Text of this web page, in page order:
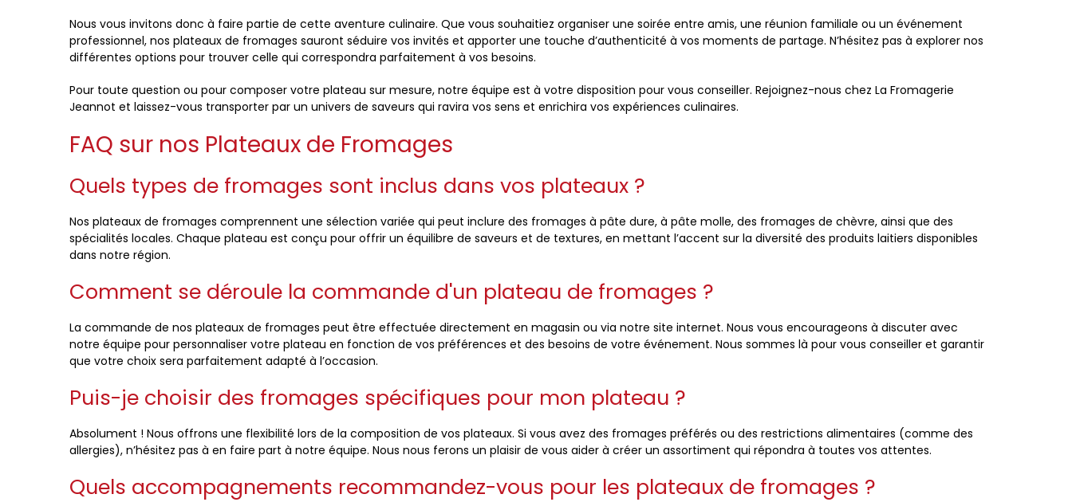
Nous vous invitons donc à faire partie de cette aventure culinaire. Que vous souhaitiez organiser une soirée entre amis, une réunion familiale ou un événement
professionnel, nos plateaux de fromages sauront séduire vos invités et apporter une touche d’authenticité à vos moments de partage. N’hésitez pas à explorer nos
différentes options pour trouver celle qui correspondra parfaitement à vos besoins.
Pour toute question ou pour composer votre plateau sur mesure, notre équipe est à votre disposition pour vous conseiller. Rejoignez-nous chez La Fromagerie
Jeannot et laissez-vous transporter par un univers de saveurs qui ravira vos sens et enrichira vos expériences culinaires.
FAQ sur nos Plateaux de Fromages
Quels types de fromages sont inclus dans vos plateaux ?
Nos plateaux de fromages comprennent une sélection variée qui peut inclure des fromages à pâte dure, à pâte molle, des fromages de chèvre, ainsi que des
spécialités locales. Chaque plateau est conçu pour offrir un équilibre de saveurs et de textures, en mettant l’accent sur la diversité des produits laitiers disponibles
dans notre région.
Comment se déroule la commande d'un plateau de fromages ?
La commande de nos plateaux de fromages peut être effectuée directement en magasin ou via notre site internet. Nous vous encourageons à discuter avec
notre équipe pour personnaliser votre plateau en fonction de vos préférences et des besoins de votre événement. Nous sommes là pour vous conseiller et garantir
que votre choix sera parfaitement adapté à l’occasion.
Puis-je choisir des fromages spécifiques pour mon plateau ?
Absolument ! Nous offrons une flexibilité lors de la composition de vos plateaux. Si vous avez des fromages préférés ou des restrictions alimentaires (comme des
allergies), n’hésitez pas à en faire part à notre équipe. Nous nous ferons un plaisir de vous aider à créer un assortiment qui répondra à toutes vos attentes.
Quels accompagnements recommandez-vous pour les plateaux de fromages ?